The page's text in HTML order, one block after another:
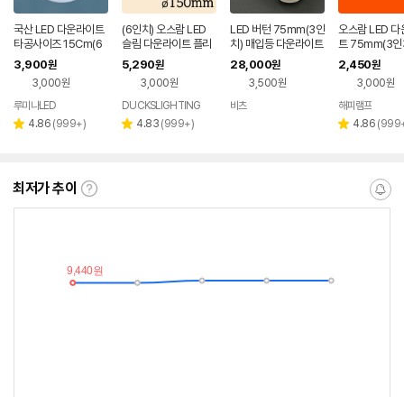
국산 LED 다운라이트
타공사이즈 15Cm(6
인치) 20W 주광색
3,900원
3,000원
루미나LED
별 4.86 리
(999+)
(6인치) 오스람 LED
슬림 다운라이트 플리
커프리 150mm, 17
W, 주백색
5,290원
3,000원
DUCKSLIGHTING
별 4.83 리
(999+)
LED 버턴 75mm(3인
치) 매입등 다운라이트
28,000원
3,500원
비츠
오스람 LED 다
트 75mm(3인
W 확산형 매입
등 플리커프리
2,450원
3,000원
페이
해피램프
별 4.86 리
(
최저가 추이
최
이
란?
알